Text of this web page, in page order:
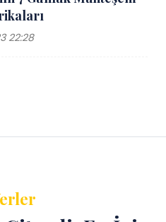
22:28